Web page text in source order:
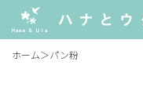
ホーム＞パン粉